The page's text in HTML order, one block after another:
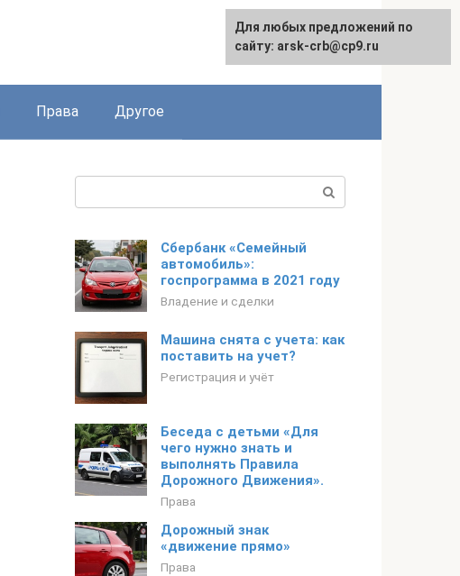
Права Другое
Сбербанк «Семейный
автомобиль»:
госпрограмма в 2021 году
Владение и сделки
Машина снята с учета: как
поставить на учет?
Регистрация и учёт
Беседа с детьми «Для
чего нужно знать и
выполнять Правила
Дорожного Движения».
Права
Дорожный знак
«движение прямо»
Права
Для любых предложений по
сайту: arsk-crb@cp9.ru